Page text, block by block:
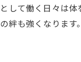
て働く日々は
も強くなりま